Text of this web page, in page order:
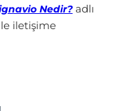
Nedir?adlı
iletişime